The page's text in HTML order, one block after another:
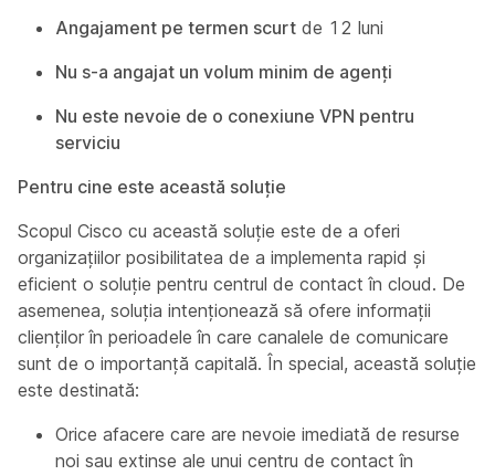
Angajament pe termen scurt de 12 luni
Nu s-a angajat un volum minim de agenți
Nu este nevoie de o conexiune VPN pentru
serviciu
Pentru cine este această soluție
Scopul Cisco cu această soluție este de a oferi
organizațiilor posibilitatea de a implementa rapid și
eficient o soluție pentru centrul de contact în cloud. De
asemenea, soluția intenționează să ofere informații
clienților în perioadele în care canalele de comunicare
sunt de o importanță capitală. În special, această soluție
este destinată:
Orice afacere care are nevoie imediată de resurse
noi sau extinse ale unui centru de contact în